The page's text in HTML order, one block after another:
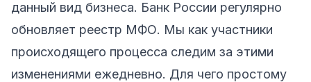
данный вид бизнеса. Банк России регулярно
обновляет реестр МФО. Мы как участники
происходящего процесса следим за этими
изменениями ежедневно. Для чего простому